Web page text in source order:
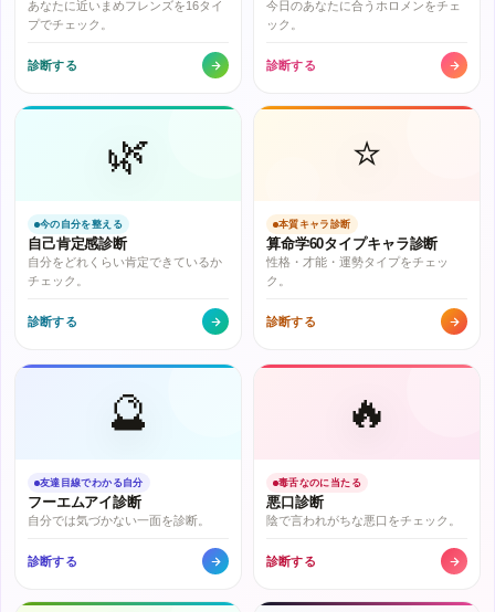
あなたに近いまめフレンズを16タイ
プでチェック。
診断する
今日のあなたに合うホロメンをチェ
ック。
診断する
🌿
今の自分を整える
自己肯定感診断
自分をどれくらい肯定できているか
チェック。
診断する
⭐
本質キャラ診断
算命学60タイプキャラ診断
性格・才能・運勢タイプをチェッ
ク。
診断する
🔮
友達目線でわかる自分
フーエムアイ診断
自分では気づかない一面を診断。
診断する
🔥
毒舌なのに当たる
悪口診断
陰で言われがちな悪口をチェック。
診断する